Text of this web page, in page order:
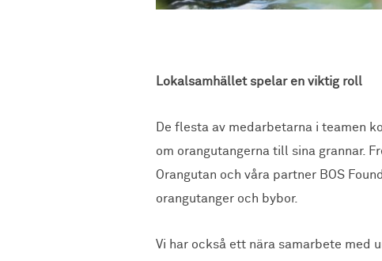
Lokalsamhället spelar en viktig roll
De flesta av medarbetarna i teamen
om orangutangerna till sina grannar.
Orangutan och våra partner BOS
orangutanger och bybor.
Vi har också ett nära samarbete med